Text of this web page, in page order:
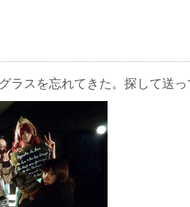
ラスを忘れてきた。探して送